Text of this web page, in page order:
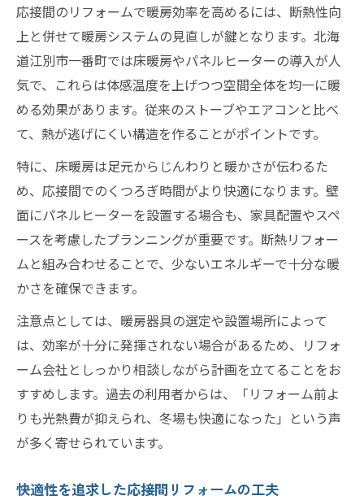
応接間のリフォームで暖房効率を高めるには、断熱性向
上と併せて暖房システムの見直しが鍵となります。北海
道江別市一番町では床暖房やパネルヒーターの導入が人
気で、これらは体感温度を上げつつ空間全体を均一に暖
める効果があります。従来のストーブやエアコンと比べ
て、熱が逃げにくい構造を作ることがポイントです。
特に、床暖房は足元からじんわりと暖かさが伝わるた
め、応接間でのくつろぎ時間がより快適になります。壁
面にパネルヒーターを設置する場合も、家具配置やスペ
ースを考慮したプランニングが重要です。断熱リフォー
ムと組み合わせることで、少ないエネルギーで十分な暖
かさを確保できます。
注意点としては、暖房器具の選定や設置場所によって
は、効率が十分に発揮されない場合があるため、リフォ
ーム会社としっかり相談しながら計画を立てることをお
すすめします。過去の利用者からは、「リフォーム前よ
りも光熱費が抑えられ、冬場も快適になった」という声
が多く寄せられています。
快適性を追求した応接間リフォームの工夫